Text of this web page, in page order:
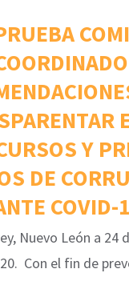
Y
DE
COVID-
Nuevo León a 24
Con el fin de